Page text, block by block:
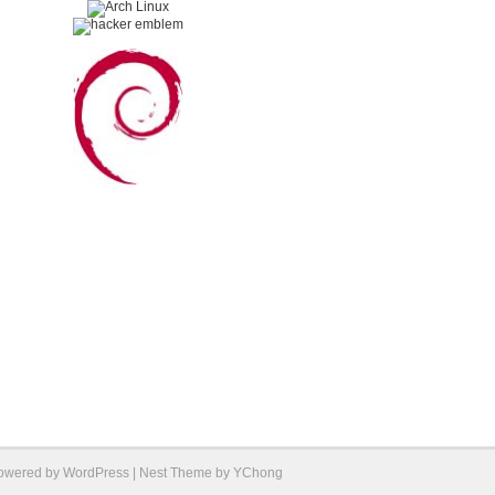
by WordPress | Nest Theme by YChong